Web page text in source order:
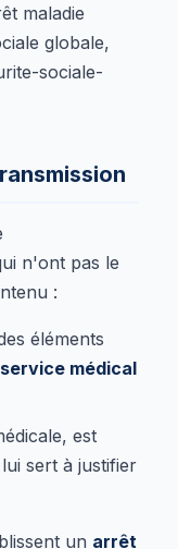
maladie
globale,
sociale-
n'ont pas le
:
éléments
service médical
est
sert à justifier
un arrêt